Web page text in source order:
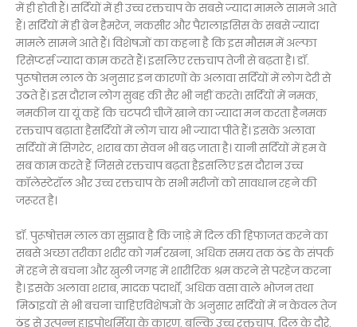
में ही होती हैं। सर्दियों में ही उच्च रक्तचाप के सबसे ज्यादा मामले सामने आते
हैं। सर्दियों में ही ब्रेन हैमरेज, नकसीर और पैरालाइसिस के सबसे ज्यादा
मामले सामने आते हैं। विशेषज्ञों का कहना है कि इस मौसम में अल्फा
रिसेप्टर्स ज्यादा काम करते हैं। इसलिए रक्तचाप तेजी से बढ़ता है। डॉ.
पुरूषोत्तम लाल के अनुसार इन कारणों के अलावा सर्दियों में लोग देरी से
उठते हैं। इस दौरान लोग सुबह की सैर भी नहीं करते। सर्दियों में नमक,
नमकीन या यूं कहें कि चटपटी चीजें खाने का ज्यादा मन करता हैनमक
रक्तचाप बढ़ाता हैसर्दियों में लोग चाय भी ज्यादा पीते हैं। इसके अलावा
सर्दियों में सिगरेट, शराब का सेवन भी बढ़ जाता है। यानी सर्दियों में हम वे
सब काम करते हैं जिससे रक्तचाप बढ़ता हैइसलिए इस दौरान उच्च
कॉलेस्टेरॉल और उच्च रक्तचाप के सभी मरीजों को सावधान रहने की
जरूरत है।
डॉ. पुरूषोत्तम लाल का सुझाव है कि जाड़े में दिल की हिफाजत करने का
सबसे अच्छा तरीका शरीर को गर्म रखना, अधिक समय तक ठंड के संपर्क
में रहने से बचना और खुली जगह में शारीरिक श्रम करने से परहेज करना
है। इसके अलावा शराब, मादक पदार्थों, अधिक वसा वाले भोजन तथा
मिठाइयों से भी बचना चाहिएविशेषज्ञों के अनुसार सर्दियों में न केवल तेज
ठंड से उत्पन्न हाइपोथर्मिया के कारण, बल्कि उच्च रक्तचाप, दिल के दौरे,